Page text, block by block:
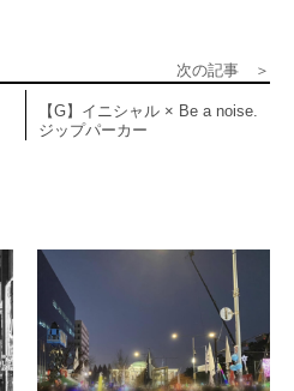
次の記事 ＞
【G】イニシャル × Be a noise.
ジップパーカー